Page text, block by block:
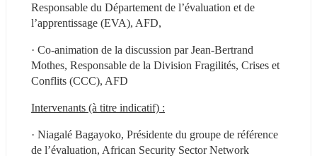
Responsable du Département de l’évaluation et de
l’apprentissage (EVA), AFD,
· Co-animation de la discussion par Jean-Bertrand
Mothes, Responsable de la Division Fragilités, Crises et
Conflits (CCC), AFD
Intervenants (à titre indicatif) :
· Niagalé Bagayoko, Présidente du groupe de référence
de l’évaluation, African Security Sector Network